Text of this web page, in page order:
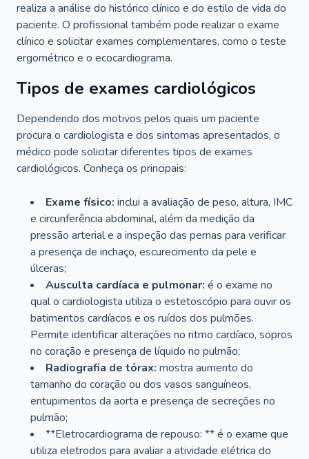
realiza a análise do histórico clínico e do estilo de vida do
paciente. O profissional também pode realizar o exame
clínico e solicitar exames complementares, como o teste
ergométrico e o ecocardiograma.
Tipos de exames cardiológicos
Dependendo dos motivos pelos quais um paciente
procura o cardiologista e dos sintomas apresentados, o
médico pode solicitar diferentes tipos de exames
cardiológicos. Conheça os principais:
Exame físico: inclui a avaliação de peso, altura, IMC
e circunferência abdominal, além da medição da
pressão arterial e a inspeção das pernas para verificar
a presença de inchaço, escurecimento da pele e
úlceras;
Ausculta cardíaca e pulmonar: é o exame no
qual o cardiologista utiliza o estetoscópio para ouvir os
batimentos cardíacos e os ruídos dos pulmões.
Permite identificar alterações no ritmo cardíaco, sopros
no coração e presença de líquido no pulmão;
Radiografia de tórax: mostra aumento do
tamanho do coração ou dos vasos sanguíneos,
entupimentos da aorta e presença de secreções no
pulmão;
**Eletrocardiograma de repouso: ** é o exame que
utiliza eletrodos para avaliar a atividade elétrica do